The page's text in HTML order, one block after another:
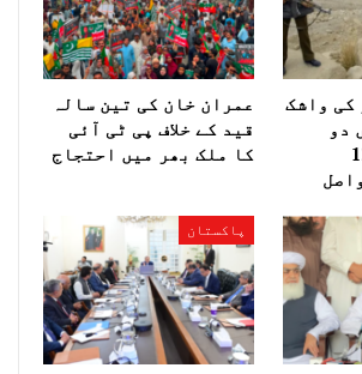
کی واشک
دو
12
عمران خان کی تین سالہ
قید کے خلاف پی ٹی آئی
کا ملک بھر میں احتجاج
پاکستان